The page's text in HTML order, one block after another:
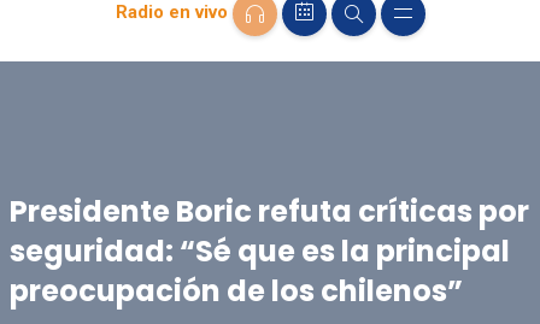
Radio en vivo
Presidente Boric refuta críticas por
seguridad: “Sé que es la principal
preocupación de los chilenos”